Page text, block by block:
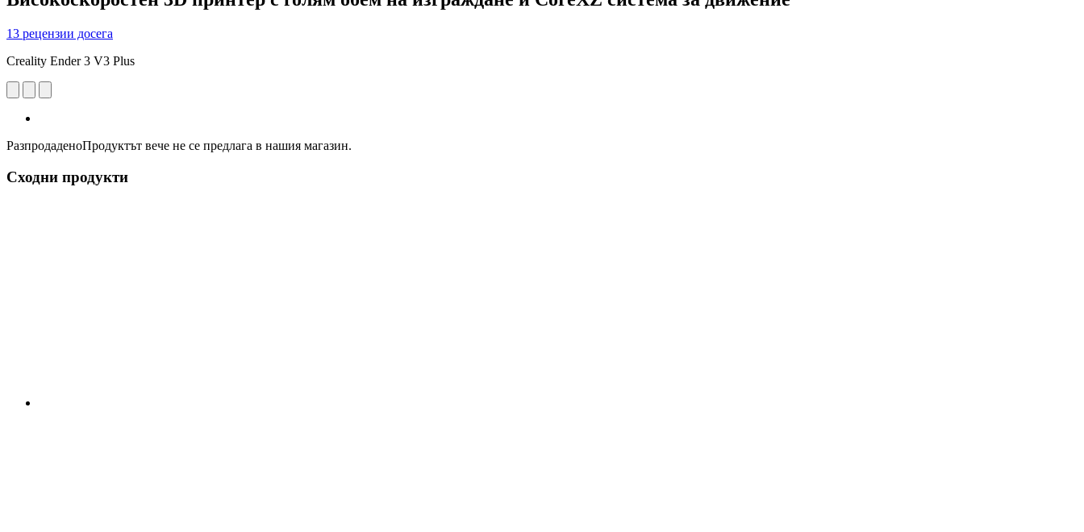
13 рецензии досега
Creality Ender 3 V3 Plus
РазпродаденоПродуктът вече не се предлага в нашия магазин.
Сходни продукти